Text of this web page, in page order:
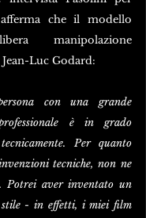
che il modello
manipolazione
Luc Godard:
con una grande
è in grado
Per quanto
tecniche, non ne
Potrei aver inventato un
stile - in effetti, i miei film